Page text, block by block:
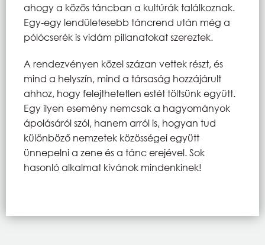
ahogy a közös táncban a kultúrák találkoznak.
Egy-egy lendületesebb táncrend után még a
pólócserék is vidám pillanatokat szereztek.
A rendezvényen közel százan vettek részt, és
mind a helyszín, mind a társaság hozzájárult
ahhoz, hogy felejthetetlen estét töltsünk együtt.
Egy ilyen esemény nemcsak a hagyományok
ápolásáról szól, hanem arról is, hogyan tud
különböző nemzetek közösségei együtt
ünnepelni a zene és a tánc erejével. Sok
hasonló alkalmat kívánok mindenkinek!